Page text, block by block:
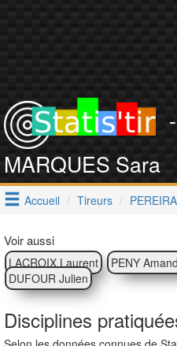
MARQUES Sara
Accueil Tireurs
Voir aussi
LACROIX Laurent PENY
DUFOUR Julien
Disciplines